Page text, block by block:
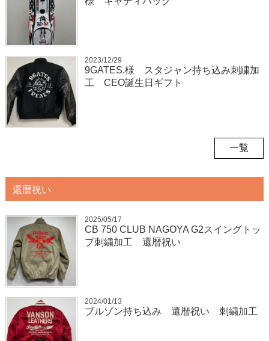
2023/12/29
9GATES.様 スタジャン持ち込み刺繍加
工 CEO誕生日ギフト
一覧
還暦祝い
2025/05/17
CB 750 CLUB NAGOYA G2スイングトッ
プ刺繍加工 還暦祝い
2024/01/13
ブルゾン持ち込み 還暦祝い 刺繍加工